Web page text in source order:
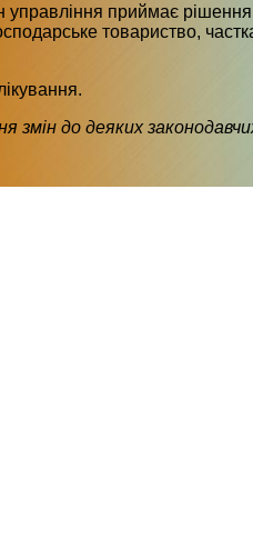
управління приймає
товариство,
до деяких